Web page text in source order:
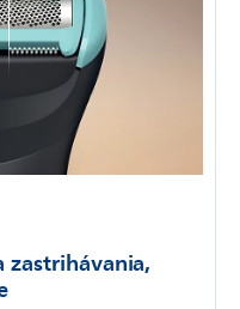
zastrihávania,